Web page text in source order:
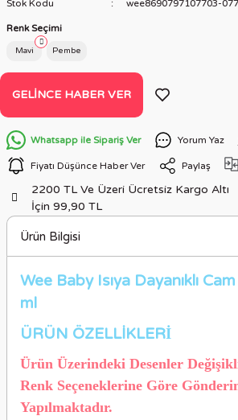
Stok Kodu
wee8690797107703-
Renk Seçimi
Mavi Pembe
GELINCE HABER VER
Whatsapp ile Sipariş Ver Yorum Yaz
Fiyatı Düşünce Haber Ver Paylaş
2200 TL Ve Üzeri Ücretsiz Kargo Altı
İçin 99,90 TL
Ürün Bilgisi
Wee Baby Isıya Dayanıklı
ml
ÜRÜN ÖZELLİKLERİ
Ürün Üzerindeki Desenler
Renk Seçeneklerine Göre
Yapılmaktadır.